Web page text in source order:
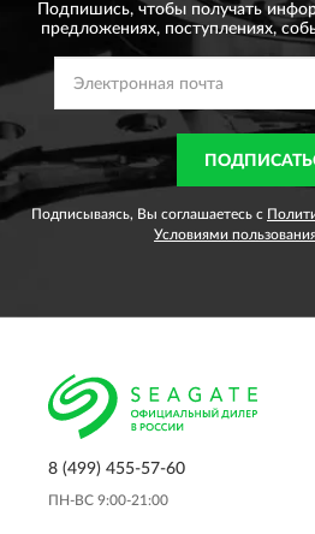
Подпишись, чтобы получать
предложениях, поступлениях,
Подписываясь, Вы соглашаетесь с
Условиями
8 (499) 455-57-60
ПН-ВС 9:00-21:00